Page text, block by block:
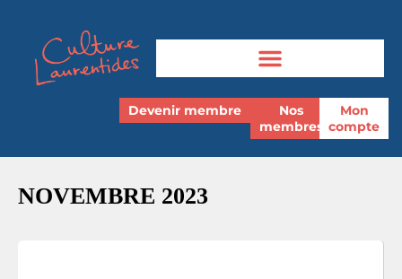
Devenir membre
Nos
membres
Mon
compte
NOVEMBRE 2023